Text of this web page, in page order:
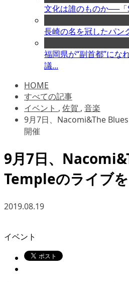
文化は誰のものか──「
長崎の名を冠したパン
福岡県が“副首都”にな
議...
HOME
すべての記事
イベント , 佐賀 , 音楽
9月7日、Nacomi&The
開催
9月7日、
Templeのライブ
2019.08.19
イベント